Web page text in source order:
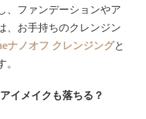
、ファンデーションやア
、お手持ちのクレンジン
ナノオフ クレンジングと
イメイクも落ちる？